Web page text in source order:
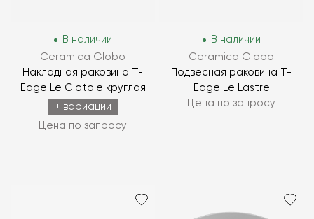
В наличии
Ceramica Globo
Накладная раковина T-
Edge Le Ciotole круглая
+ вариации
Цена по запросу
В наличии
Ceramica Globo
Подвесная раковина T-
Edge Le Lastre
Цена по запросу